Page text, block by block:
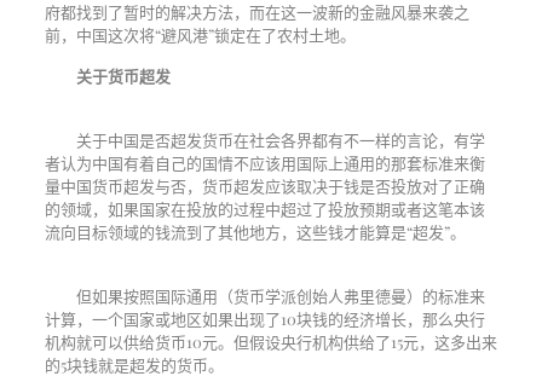
府都找到了暂时的解决方法，而在这一波新的金融风暴来袭之
前，中国这次将“避风港”锁定在了农村土地。
关于货币超发
关于中国是否超发货币在社会各界都有不一样的言论，有学
者认为中国有着自己的国情不应该用国际上通用的那套标准来衡
量中国货币超发与否，货币超发应该取决于钱是否投放对了正确
的领域，如果国家在投放的过程中超过了投放预期或者这笔本该
流向目标领域的钱流到了其他地方，这些钱才能算是“超发”。
但如果按照国际通用（货币学派创始人弗里德曼）的标准来
计算，一个国家或地区如果出现了10块钱的经济增长，那么央行
机构就可以供给货币10元。但假设央行机构供给了15元，这多出来
的5块钱就是超发的货币。